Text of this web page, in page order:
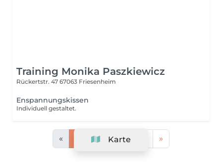
Training Monika Paszkiewicz
Rückertstr. 47 67063 Friesenheim
Enspannungskissen
Individuell gestaltet.
« 2 3 4 »
Karte